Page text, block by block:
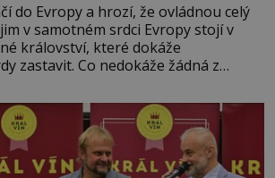
do Evropy a hrozí, že ovládnou celý
v samotném srdci Evropy stojí v
království, které dokáže
zastavit. Co nedokáže žádná z
Mongolové od roku 1223 postupují
a Azovského moře,